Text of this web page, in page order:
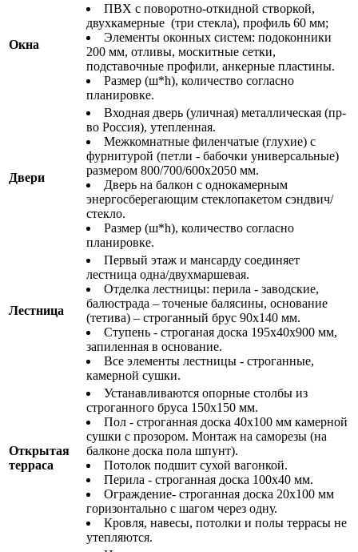
Окна
ПВХ с поворотно-откидной створкой,
двухкамерные (три стекла), профиль 60 мм;
Элементы оконных систем: подоконники
200 мм, отливы, москитные сетки,
подставочные профили, анкерные пластины.
Размер (ш*h), количество согласно
планировке.
Двери
Входная дверь (уличная) металлическая (пр-
во Россия), утепленная.
Межкомнатные филенчатые (глухие) с
фурнитурой (петли - бабочки универсальные)
размером 800/700/600х2050 мм.
Дверь на балкон с однокамерным
энергосберегающим стеклопакетом сэндвич/
стекло.
Размер (ш*h), количество согласно
планировке.
Лестница
Первый этаж и мансарду соединяет
лестница одна/двухмаршевая.
Отделка лестницы: перила - заводские,
балюстрада – точеные балясины, основание
(тетива) – строганный брус 90х140 мм.
Ступень - строганая доска 195х40х900 мм,
запиленная в основание.
Все элементы лестницы - строганные,
камерной сушки.
Открытая
терраса
Устанавливаются опорные столбы из
строганного бруса 150х150 мм.
Пол - строганная доска 40х100 мм камерной
сушки с прозором. Монтаж на саморезы (на
балконе доска пола шпунт).
Потолок подшит сухой вагонкой.
Перила - строганная доска 100х40 мм.
Ограждение- строганная доска 20х100 мм
горизонтально с шагом через одну.
Кровля, навесы, потолки и полы террасы не
утепляются.